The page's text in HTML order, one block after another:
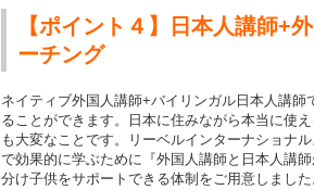
【ポイント４】日本人講師+
ーチング
ネイティブ外国人講師+バイリンガル日本人講師
ることができます。日本に住みながら本当に使
も大変なことです。リーベルインターナショナ
で効果的に学ぶために『外国人講師と日本人講
分け子供をサポートできる体制をご用意しました